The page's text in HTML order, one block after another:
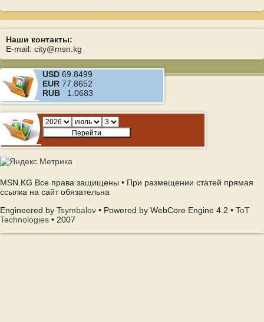
Наши контакты:
E-mail: city@msn.kg
USD 69.8499
EUR 77.8652
RUB 1.0683
MSN.KG Все права защищены • При размещении статей прямая
ссылка на сайт обязательна
Engineered by Tsymbalov • Powered by WebCore Engine 4.2 • ToT
Technologies • 2007